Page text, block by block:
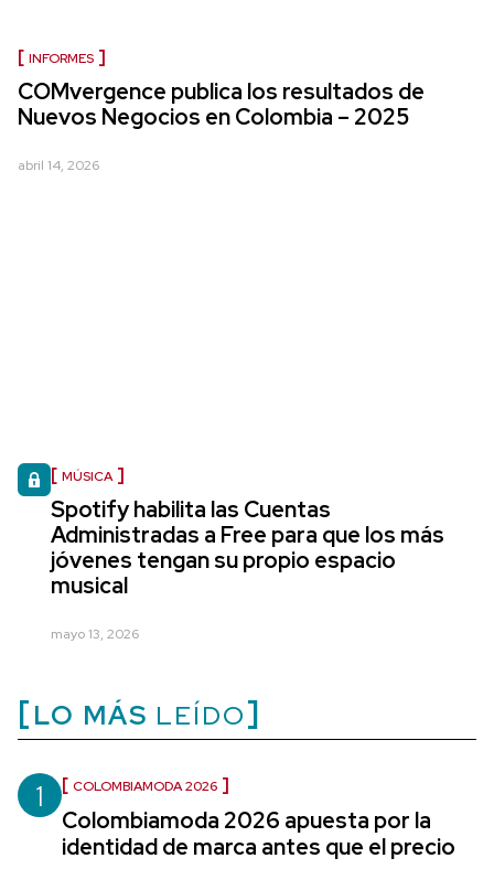
INFORMES
COMvergence publica los resultados de
Nuevos Negocios en Colombia – 2025
abril 14, 2026
MÚSICA
Spotify habilita las Cuentas
Administradas a Free para que los más
jóvenes tengan su propio espacio
musical
mayo 13, 2026
LO MÁS LEÍDO
1 COLOMBIAMODA 2026
Colombiamoda 2026 apuesta por la
identidad de marca antes que el precio